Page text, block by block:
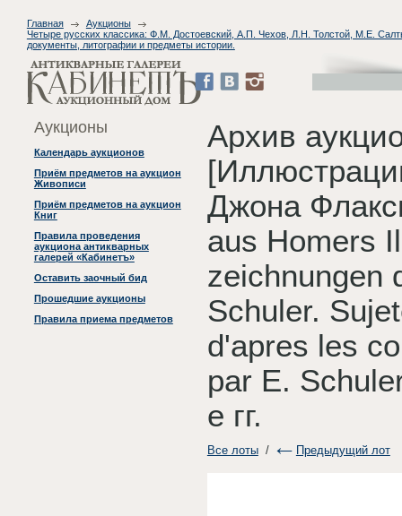
Главная
Аукционы
Четыре русских классика: Ф.М. Достоевский, А.П. Чехов, Л.Н. Толстой, М.Е.
документы, литографии и предметы истории.
Аукционы
Календарь аукционов
Приём предметов на аукцион
Живописи
Приём предметов на аукцион
Книг
Правила проведения
аукциона антикварных
галерей «Кабинетъ»
Оставить заочный бид
Прошедшие аукционы
Правила приема предметов
Архив
Джона
aus Homers
zeichnungen
Schuler.
d'apres les
par E.
е гг.
Все лоты/ Предыдущий лот